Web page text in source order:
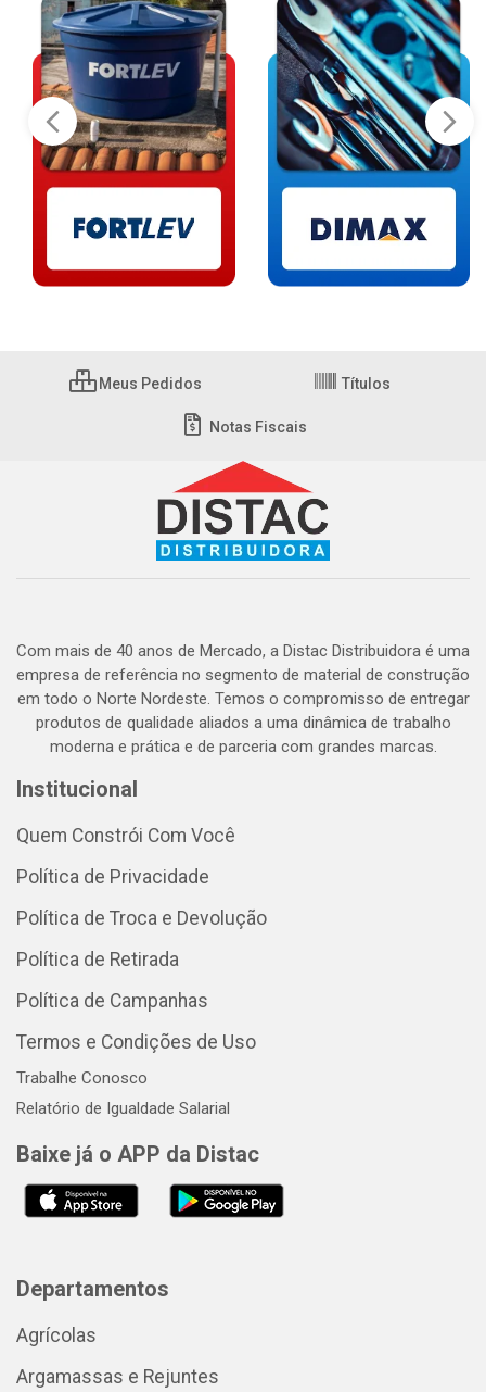
Meus Pedidos Títulos
Notas Fiscais
Com mais de 40 anos de Mercado, a Distac Distribuidora é uma
empresa de referência no segmento de material de construção
em todo o Norte Nordeste. Temos o compromisso de entregar
produtos de qualidade aliados a uma dinâmica de trabalho
moderna e prática e de parceria com grandes marcas.
Institucional
Quem Constrói Com Você
Política de Privacidade
Política de Troca e Devolução
Política de Retirada
Política de Campanhas
Termos e Condições de Uso
Trabalhe Conosco
Relatório de Igualdade Salarial
Baixe já o APP da Distac
Departamentos
Agrícolas
Argamassas e Rejuntes